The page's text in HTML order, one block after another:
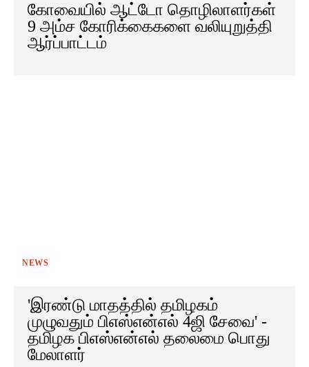
கோவையில் ஆட்டோ தொழிலாளர்கள்
9 அம்ச கோரிக்கைகளை வலியுறுத்தி
ஆர்ப்பாட்டம்
NEWS
'இரண்டு மாதத்தில் தமிழகம்
முழுவதும் பிஎஸ்என்எல் 4ஜி சேவை' -
தமிழக பிஎஸ்என்எல் தலைமை பொது
மேலாளர்